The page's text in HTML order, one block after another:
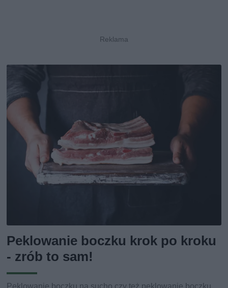
Peklowanie boczku krok po kroku
- zrób to sam!